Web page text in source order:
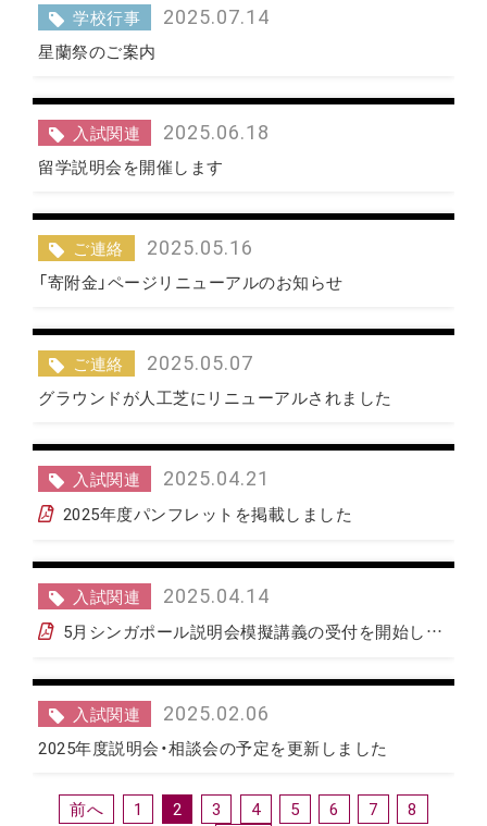
学校行事 2025.07.14
星蘭祭のご案内
入試関連 2025.06.18
留学説明会を開催します
ご連絡 2025.05.16
「寄附金」ページリニューアルのお知らせ
ご連絡 2025.05.07
グラウンドが人工芝にリニューアルされました
入試関連 2025.04.21
2025年度パンフレットを掲載しました
入試関連 2025.04.14
5月シンガポール説明会模擬講義の受付を開始しました
入試関連 2025.02.06
2025年度説明会・相談会の予定を更新しました
1 2 3 4 5 6 7 8